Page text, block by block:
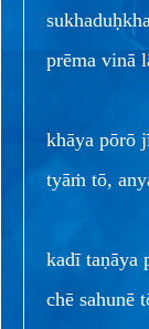
prēma vinā
khāya pōrō
tyāṁ tō,
kadī taṇāya
chē sahunē